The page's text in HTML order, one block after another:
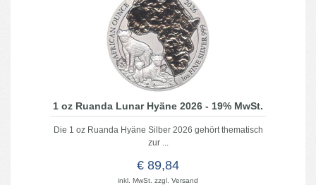
1 oz Ruanda Lunar Hyäne 2026 - 19% MwSt.
Die 1 oz Ruanda Hyäne Silber 2026 gehört thematisch
zur ...
€ 89,84
inkl. MwSt. zzgl. Versand